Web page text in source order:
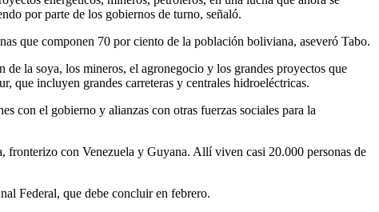
por parte de los gobiernos de turno, señaló.
que componen 70 por ciento de la población boliviana, aseveró Tabo.
de la soya, los mineros, el agronegocio y los grandes proyectos que
que incluyen grandes carreteras y centrales hidroeléctricas.
con el gobierno y alianzas con otras fuerzas sociales para la
fronterizo con Venezuela y Guyana. Allí viven casi 20.000 personas de
Federal, que debe concluir en febrero.